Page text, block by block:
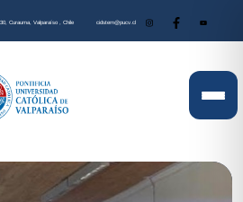
Curauma, Valparaíso , Chile cidstem@pucv.cl